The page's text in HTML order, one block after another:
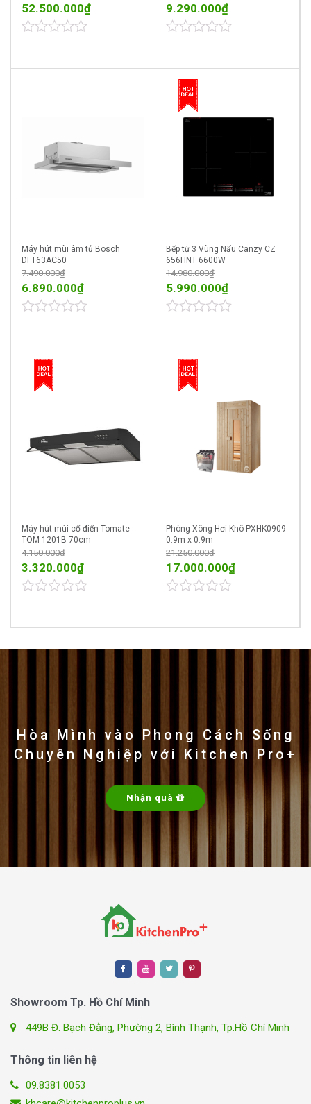
52.500.000₫
of
9.290.000₫
of
Máy hút mùi âm tủ Bosch
DFT63AC50
7.490.000₫
6.890.000₫
of
Bếp từ 3 Vùng Nấu Canzy CZ
656HNT 6600W
14.980.000₫
5.990.000₫
of
Máy hút mùi cổ điển Tomate
TOM 1201B 70cm
4.150.000₫
3.320.000₫
of
Phòng Xông Hơi Khô PXHK0909
0.9m x 0.9m
21.250.000₫
17.000.000₫
Hòa Mình vào Phong Cách Sống
Chuyên Nghiệp với Kitchen Pro+
Nhận quà
Showroom Tp. Hồ Chí Minh
449B Đ. Bạch Đằng, Phường 2, Bình Thạnh, Tp.Hồ Chí Minh
Thông tin liên hệ
09.8381.0053